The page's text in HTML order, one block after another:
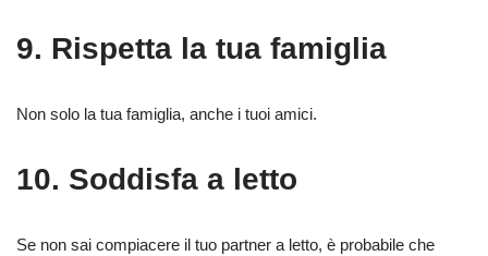
9. Rispetta la tua famiglia
Non solo la tua famiglia, anche i tuoi amici.
10. Soddisfa a letto
Se non sai compiacere il tuo partner a letto, è probabile che